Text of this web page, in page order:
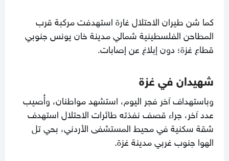
كما شن طيران الاحتلال غارة استهدفت مركبة قرب
المطاحن الفلسطينية شمالي مدينة خان يونس جنوبي
قطاع غزة؛ دون إبلاغ عن إصابات.
شهيدان في غزة
وباستهداف آخر فجر اليوم، استشهد مواطنان، وأُصيب
عدد آخر، جراء قصف نفذته طائرات الاحتلال استهدف
شقة سكنية في محيط المستشفى الأردني، بحي تل
الهوا جنوب غربي مدينة غزة.